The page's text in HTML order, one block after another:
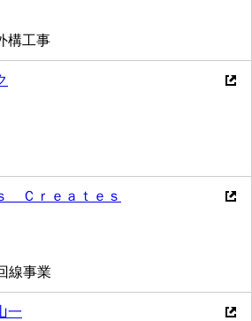
構工事
Ｃｒｅａｔｅｓ
線事業
一